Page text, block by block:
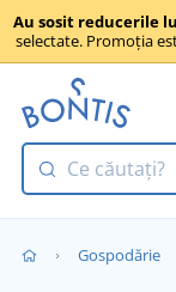
Au sosit reducerile
selectate. Promoția
Gospodărie